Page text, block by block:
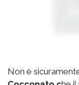
Non è